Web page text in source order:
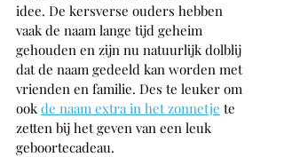
idee. De kersverse ouders hebben
vaak de naam lange tijd geheim
gehouden en zijn nu natuurlijk dolblij
dat de naam gedeeld kan worden met
vrienden en familie. Des te leuker om
ook de naam extra in het zonnetje te
zetten bij het geven van een leuk
geboortecadeau.